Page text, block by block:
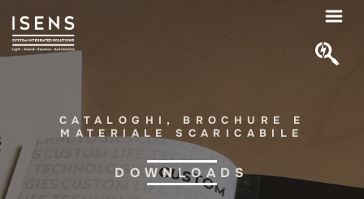
CATALOGHI, BROCHURE E
MATERIALE SCARICABILE
DOWNLOADS